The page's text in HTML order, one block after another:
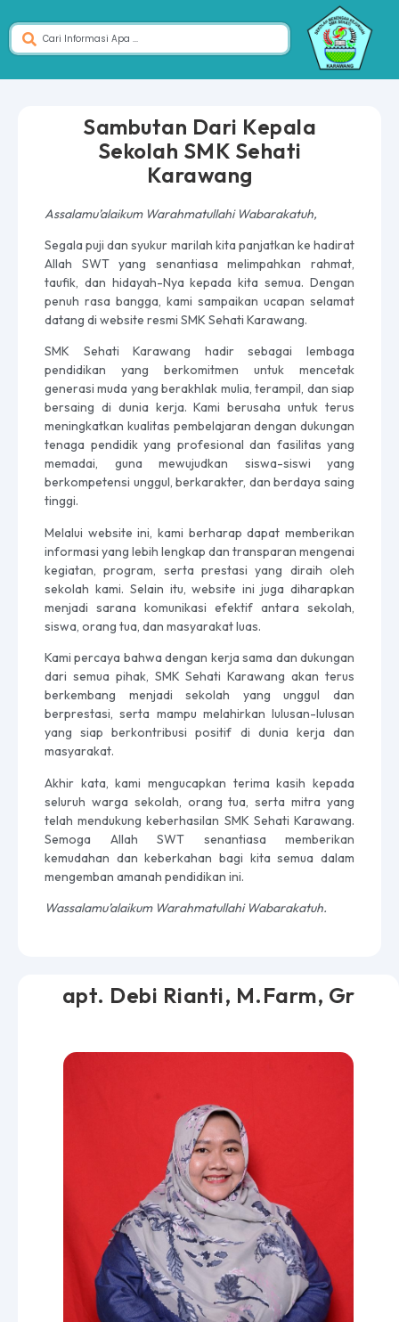
Sambutan Dari Kepala
Sekolah SMK Sehati
Karawang
Assalamu’alaikum Warahmatullahi Wabarakatuh,
Segala puji dan syukur marilah kita panjatkan ke hadirat
Allah SWT yang senantiasa melimpahkan rahmat,
taufik, dan hidayah-Nya kepada kita semua. Dengan
penuh rasa bangga, kami sampaikan ucapan selamat
datang di website resmi SMK Sehati Karawang.
SMK Sehati Karawang hadir sebagai lembaga
pendidikan yang berkomitmen untuk mencetak
generasi muda yang berakhlak mulia, terampil, dan siap
bersaing di dunia kerja. Kami berusaha untuk terus
meningkatkan kualitas pembelajaran dengan dukungan
tenaga pendidik yang profesional dan fasilitas yang
memadai, guna mewujudkan siswa-siswi yang
berkompetensi unggul, berkarakter, dan berdaya saing
tinggi.
Melalui website ini, kami berharap dapat memberikan
informasi yang lebih lengkap dan transparan mengenai
kegiatan, program, serta prestasi yang diraih oleh
sekolah kami. Selain itu, website ini juga diharapkan
menjadi sarana komunikasi efektif antara sekolah,
siswa, orang tua, dan masyarakat luas.
Kami percaya bahwa dengan kerja sama dan dukungan
dari semua pihak, SMK Sehati Karawang akan terus
berkembang menjadi sekolah yang unggul dan
berprestasi, serta mampu melahirkan lulusan-lulusan
yang siap berkontribusi positif di dunia kerja dan
masyarakat.
Akhir kata, kami mengucapkan terima kasih kepada
seluruh warga sekolah, orang tua, serta mitra yang
telah mendukung keberhasilan SMK Sehati Karawang.
Semoga Allah SWT senantiasa memberikan
kemudahan dan keberkahan bagi kita semua dalam
mengemban amanah pendidikan ini.
Wassalamu’alaikum Warahmatullahi Wabarakatuh.
apt. Debi Rianti, M.Farm, Gr